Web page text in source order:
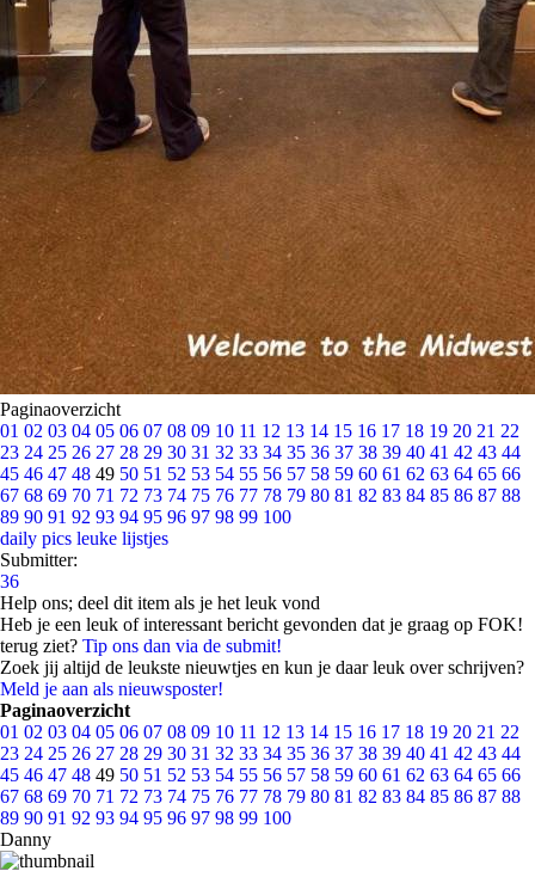
Paginaoverzicht
01 02 03 04 05 06 07 08 09 10 11 12 13 14 15 16 17 18 19 20 21 22
23 24 25 26 27 28 29 30 31 32 33 34 35 36 37 38 39 40 41 42 43 44
45 46 47 48 49 50 51 52 53 54 55 56 57 58 59 60 61 62 63 64 65 66
67 68 69 70 71 72 73 74 75 76 77 78 79 80 81 82 83 84 85 86 87 88
89 90 91 92 93 94 95 96 97 98 99 100
daily pics leuke lijstjes
Submitter:
36
Help ons; deel dit item als je het leuk vond
Heb je een leuk of interessant bericht gevonden dat je graag op FOK!
terug ziet? Tip ons dan via de submit!
Zoek jij altijd de leukste nieuwtjes en kun je daar leuk over schrijven?
Meld je aan als nieuwsposter!
Paginaoverzicht
01 02 03 04 05 06 07 08 09 10 11 12 13 14 15 16 17 18 19 20 21 22
23 24 25 26 27 28 29 30 31 32 33 34 35 36 37 38 39 40 41 42 43 44
45 46 47 48 49 50 51 52 53 54 55 56 57 58 59 60 61 62 63 64 65 66
67 68 69 70 71 72 73 74 75 76 77 78 79 80 81 82 83 84 85 86 87 88
89 90 91 92 93 94 95 96 97 98 99 100
Danny